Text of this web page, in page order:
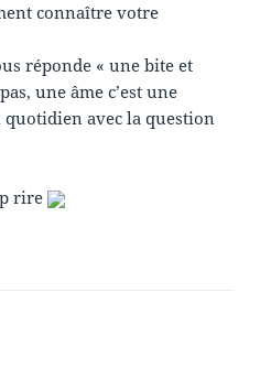
connaître votre
réponde « une bite et
une âme c’est une
quotidien avec la question
rire